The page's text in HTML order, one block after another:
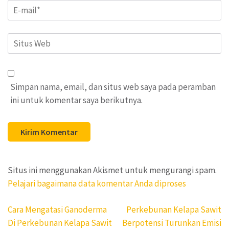
Email*
Situs
Web
Simpan nama, email, dan situs web saya pada peramban
ini untuk komentar saya berikutnya.
Situs ini menggunakan Akismet untuk mengurangi spam.
Pelajari bagaimana data komentar Anda diproses
Navigasi
pos
Cara Mengatasi Ganoderma
Di Perkebunan Kelapa Sawit
Perkebunan Kelapa Sawit
Berpotensi Turunkan Emisi